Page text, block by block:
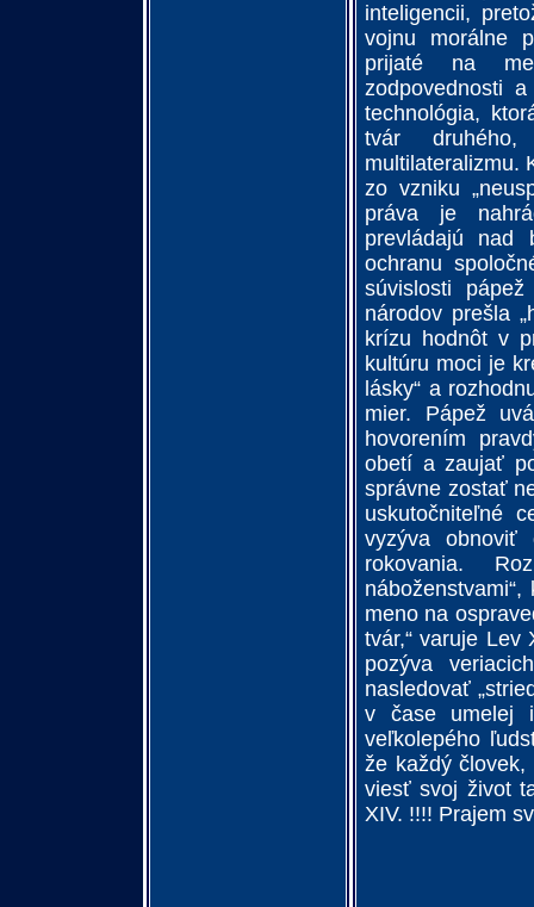
inteligencii,
vojnu morálne
prijaté na
zodpovednosti
technológia,
tvár
multilateralizmu.
zo vzniku
práva je
prevládajú nad
ochranu
súvislosti
národov prešla
krízu hodnôt v
kultúru moci je
lásky“ a
mier. Pápež
hovorením
obetí a zaujať
správne zostať
uskutočniteľné
vyzýva obnoviť
rokovania.
meno na
tvár,“ varuje Lev
pozýva
nasledovať
v čase umelej
veľkolepého
že každý
viesť svoj život
XIV. !!!! Prajem